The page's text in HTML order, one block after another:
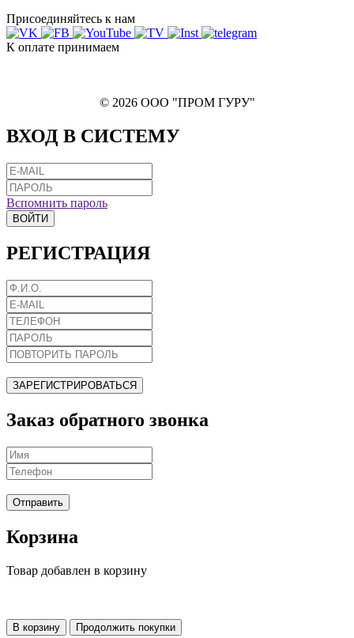
Присоединяйтесь к нам
К оплате принимаем
© 2026 ООО "ПРОМ ГУРУ"
ВХОД В СИСТЕМУ
Вспомнить пароль
ВОЙТИ
РЕГИСТРАЦИЯ
ЗАРЕГИСТРИРОВАТЬСЯ
Заказ обратного звонка
Отправить
Корзина
Товар добавлен в корзину
В корзину Продолжить покупки